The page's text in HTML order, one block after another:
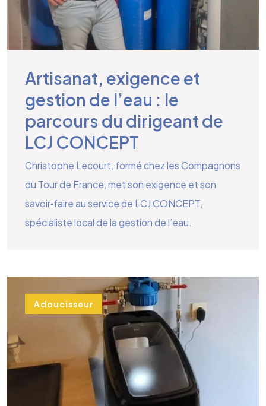
Artisanat, exigence et
gestion de l’eau : le
parcours du dirigeant de
LCJ CONCEPT
Christophe Lecourt, formé chez les Compagnons
du Tour de France, met son exigence et son
savoir‑faire au service de LCJ CONCEPT,
spécialiste local de la gestion de l’eau.
Adoucisseur